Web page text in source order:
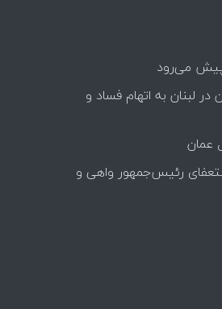
پیش می‌رود
لبنان به اتهام فساد و
عمان
رئیس‌جمهور واهی و